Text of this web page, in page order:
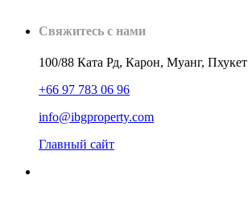
Свяжитесь с нами
100/88 Ката Рд, Карон, Муанг, Пхукет
+66 97 783 06 96
info@ibgproperty.com
Главный сайт